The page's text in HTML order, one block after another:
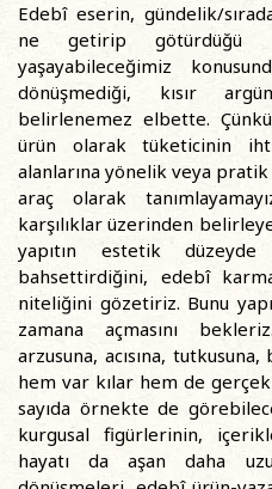
Edebî eserin, gündelik/
ne getirip götürdüğü
yaşayabileceğimiz
dönüşmediği, kısır
belirlenemez elbette.
ürün olarak tüketicinin
alanlarına yönelik veya
araç olarak
karşılıklar üzerinden
yapıtın estetik
bahsettirdiğini, edebî
niteliğini gözetiriz. Bunu
zamana açmasını
arzusuna, acısına,
hem var kılar hem de
sayıda örnekte de
kurgusal figürlerinin,
hayatı da aşan daha